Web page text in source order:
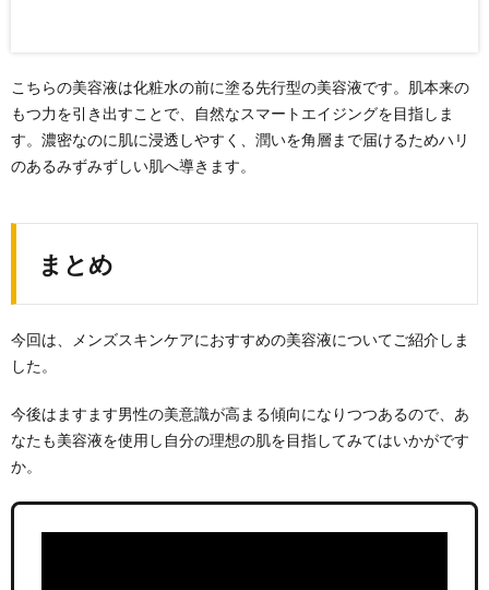
こちらの美容液は化粧水の前に塗る先行型の美容液です。肌本来の
もつ力を引き出すことで、自然なスマートエイジングを目指しま
す。濃密なのに肌に浸透しやすく、潤いを角層まで届けるためハリ
のあるみずみずしい肌へ導きます。
まとめ
今回は、メンズスキンケアにおすすめの美容液についてご紹介しま
した。
今後はますます男性の美意識が高まる傾向になりつつあるので、あ
なたも美容液を使用し自分の理想の肌を目指してみてはいかがです
か。